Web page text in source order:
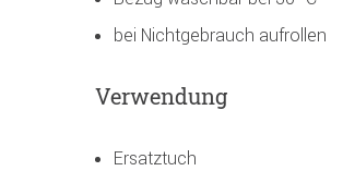
bei Nichtgebrauch aufrollen
Verwendung
Ersatztuch